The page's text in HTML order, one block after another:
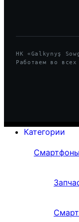
HK «Galkynyş
Работаем во всех
Категории